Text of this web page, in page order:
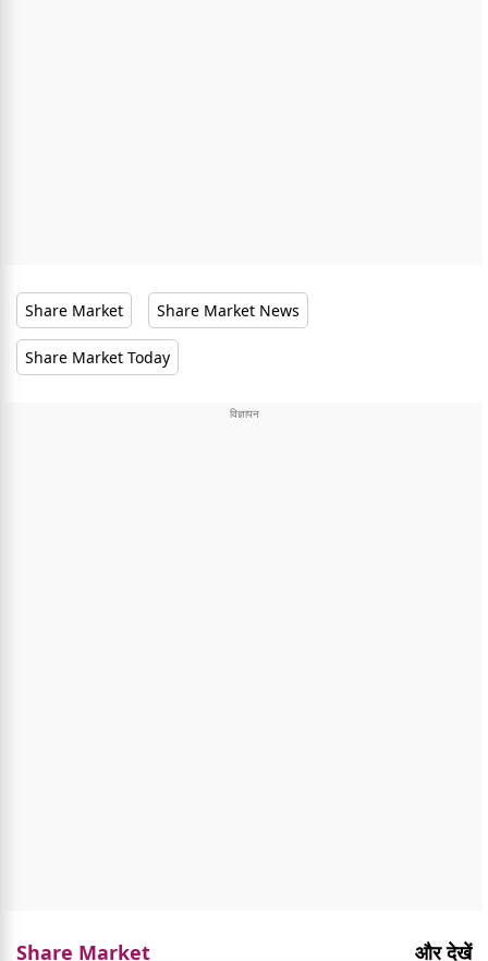
Share Market Share Market News
Share Market Today
Share Market और देखें